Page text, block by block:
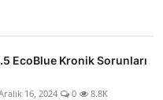
EcoBlue Kronik Sorunları
16, 2024 0 8.8K